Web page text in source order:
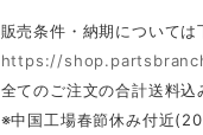
販売条件・納期について
https://
全てのご注文の合計送料
※中国工場春節休み付近